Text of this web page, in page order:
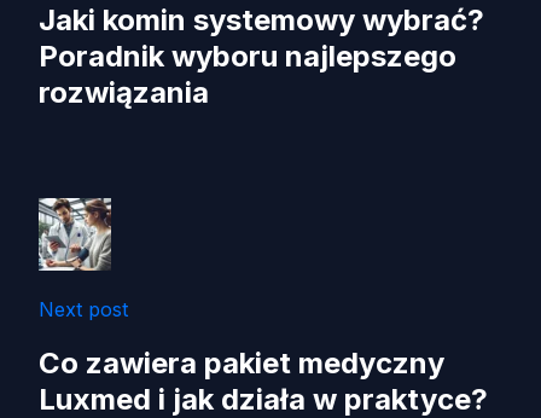
Jaki komin systemowy wybrać?
Poradnik wyboru najlepszego
rozwiązania
Next post
Co zawiera pakiet medyczny
Luxmed i jak działa w praktyce?